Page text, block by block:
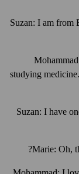
Suzan: I am
studying
Suzan: I have
Marie: Oh,